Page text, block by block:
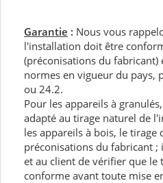
Garantie : Nous vous
l'installation doit être
(préconisations du fabricant)
normes en vigueur du pays,
ou 24.2.
Pour les appareils à
adapté au tirage naturel de
les appareils à bois, le tirage
préconisations du fabricant
et au client de vérifier que le
conforme avant toute mise